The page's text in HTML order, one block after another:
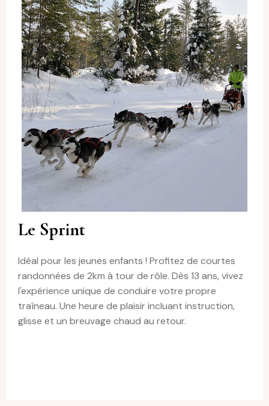
Le Sprint
Idéal pour les jeunes enfants ! Profitez de courtes
randonnées de 2km à tour de rôle. Dès 13 ans, vivez
l'expérience unique de conduire votre propre
traîneau. Une heure de plaisir incluant instruction,
glisse et un breuvage chaud au retour.